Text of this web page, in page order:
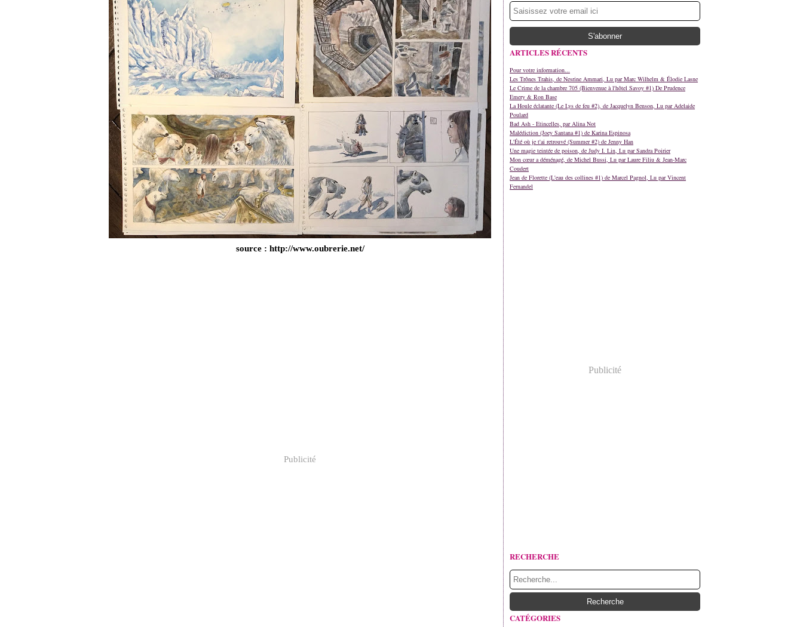
source : http://www.oubrerie.net/
Publicité
ARTICLES RÉCENTS
Pour votre information...
Les Trônes Trahis, de Nesrine Ammari, Lu par Marc Wilhelm & Élodie Lasne
Le Crime de la chambre 705 (Bienvenue à l'hôtel Savoy #1) De Prudence
Emery & Ron Base
La Houle éclatante (Le Lys de feu #2), de Jacquelyn Benson, Lu par Adelaide
Poulard
Bad Ash - Etincelles, par Alina Not
Malédiction (Joey Santana #1) de Karina Espinosa
L'Été où je t'ai retrouvé (Summer #2) de Jenny Han
Une magie teintée de poison, de Judy I. Lin, Lu par Sandra Poirier
Mon cœur a déménagé, de Michel Bussi, Lu par Laure Filiu & Jean-Marc
Coudert
Jean de Florette (L'eau des collines #1) de Marcel Pagnol, Lu par Vincent
Fernandel
Publicité
RECHERCHE
CATÉGORIES